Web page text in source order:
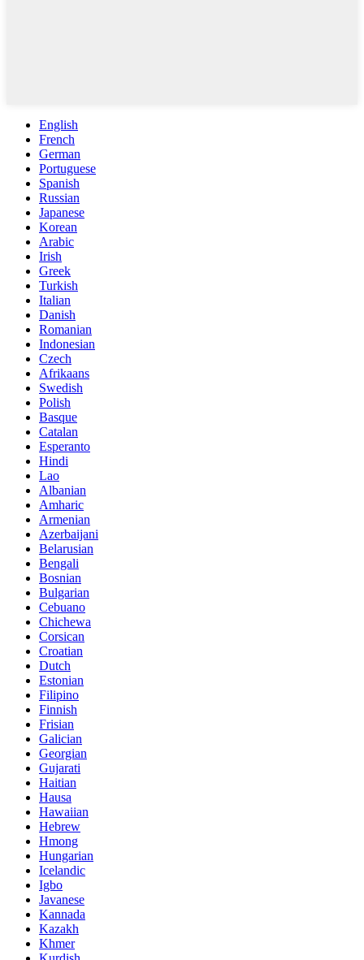
English
French
German
Portuguese
Spanish
Russian
Japanese
Korean
Arabic
Irish
Greek
Turkish
Italian
Danish
Romanian
Indonesian
Czech
Afrikaans
Swedish
Polish
Basque
Catalan
Esperanto
Hindi
Lao
Albanian
Amharic
Armenian
Azerbaijani
Belarusian
Bengali
Bosnian
Bulgarian
Cebuano
Chichewa
Corsican
Croatian
Dutch
Estonian
Filipino
Finnish
Frisian
Galician
Georgian
Gujarati
Haitian
Hausa
Hawaiian
Hebrew
Hmong
Hungarian
Icelandic
Igbo
Javanese
Kannada
Kazakh
Khmer